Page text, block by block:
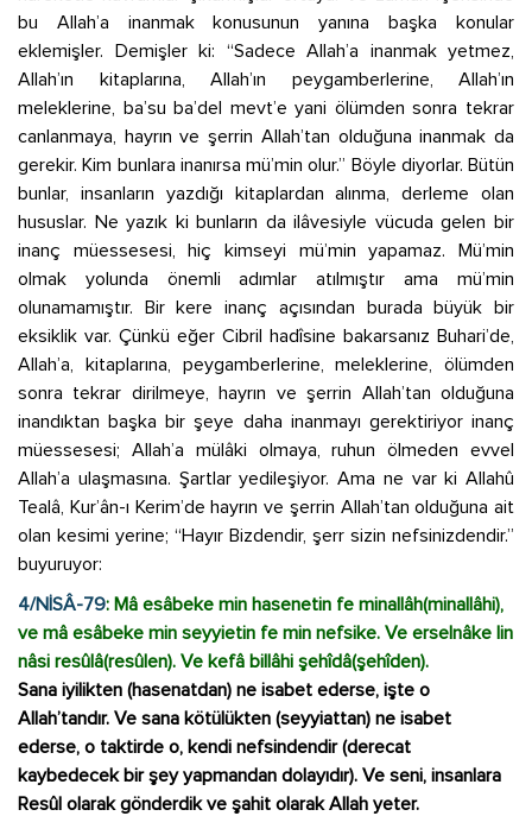
bu Allah’a inanmak konusunun yanına başka konular
eklemişler. Demişler ki: “Sadece Allah’a inanmak yetmez,
Allah’ın kitaplarına, Allah’ın peygamberlerine, Allah’ın
meleklerine, ba’su ba’del mevt’e yani ölümden sonra tekrar
canlanmaya, hayrın ve şerrin Allah’tan olduğuna inanmak da
gerekir. Kim bunlara inanırsa mü’min olur.” Böyle diyorlar. Bütün
bunlar, insanların yazdığı kitaplardan alınma, derleme olan
hususlar. Ne yazık ki bunların da ilâvesiyle vücuda gelen bir
inanç müessesesi, hiç kimseyi mü’min yapamaz. Mü’min
olmak yolunda önemli adımlar atılmıştır ama mü’min
olunamamıştır. Bir kere inanç açısından burada büyük bir
eksiklik var. Çünkü eğer Cibril hadîsine bakarsanız Buhari’de,
Allah’a, kitaplarına, peygamberlerine, meleklerine, ölümden
sonra tekrar dirilmeye, hayrın ve şerrin Allah’tan olduğuna
inandıktan başka bir şeye daha inanmayı gerektiriyor inanç
müessesesi; Allah’a mülâki olmaya, ruhun ölmeden evvel
Allah’a ulaşmasına. Şartlar yedileşiyor. Ama ne var ki Allahû
Tealâ, Kur’ân-ı Kerim’de hayrın ve şerrin Allah’tan olduğuna ait
olan kesimi yerine; “Hayır Bizdendir, şerr sizin nefsinizdendir.”
buyuruyor:
4/NİSÂ-79: Mâ esâbeke min hasenetin fe minallâh(minallâhi),
ve mâ esâbeke min seyyietin fe min nefsike. Ve erselnâke lin
nâsi resûlâ(resûlen). Ve kefâ billâhi şehîdâ(şehîden).
Sana iyilikten (hasenatdan) ne isabet ederse, işte o
Allah’tandır. Ve sana kötülükten (seyyiattan) ne isabet
ederse, o taktirde o, kendi nefsindendir (derecat
kaybedecek bir şey yapmandan dolayıdır). Ve seni, insanlara
Resûl olarak gönderdik ve şahit olarak Allah yeter.